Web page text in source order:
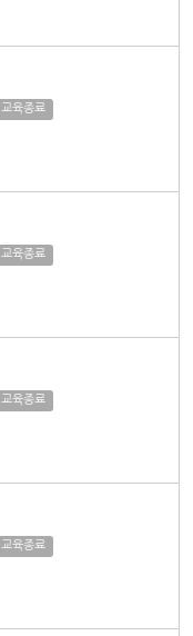
교육종료
교육종료
교육종료
교육종료